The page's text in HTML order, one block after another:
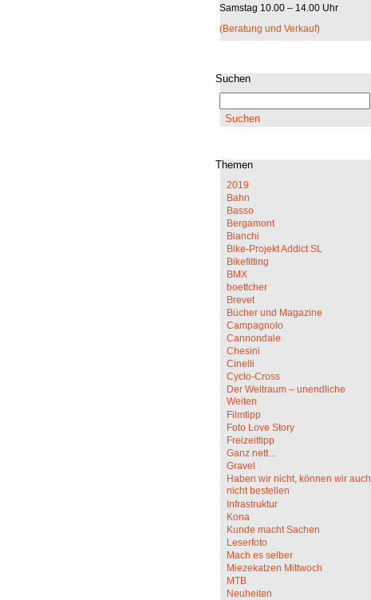
Samstag 10.00 – 14.00 Uhr
(Beratung und Verkauf)
Suchen
Themen
2019
Bahn
Basso
Bergamont
Bianchi
Bike-Projekt Addict SL
Bikefitting
BMX
boettcher
Brevet
Bücher und Magazine
Campagnolo
Cannondale
Chesini
Cinelli
Cyclo-Cross
Der Weltraum – unendliche
Weiten
Filmtipp
Foto Love Story
Freizeittipp
Ganz nett…
Gravel
Haben wir nicht, können wir auch
nicht bestellen
Infrastruktur
Kona
Kunde macht Sachen
Leserfoto
Mach es selber
Miezekatzen Mittwoch
MTB
Neuheiten